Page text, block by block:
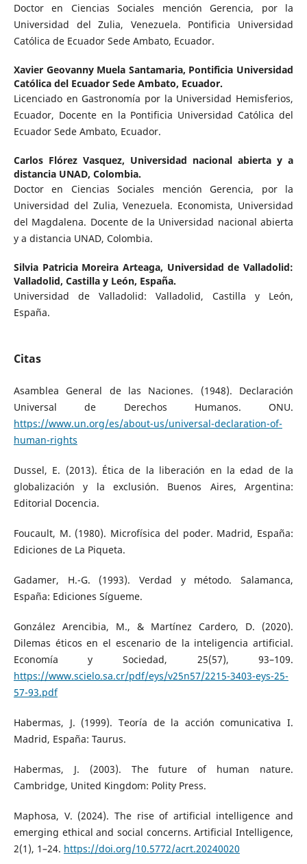
Doctor en Ciencias Sociales mención Gerencia, por la
Universidad del Zulia, Venezuela. Pontificia Universidad
Católica de Ecuador Sede Ambato, Ecuador.
Xavier Geovanny Muela Santamaria, Pontificia Universidad
Católica del Ecuador Sede Ambato, Ecuador.
Licenciado en Gastronomía por la Universidad Hemisferios,
Ecuador, Docente en la Pontificia Universidad Católica del
Ecuador Sede Ambato, Ecuador.
Carlos Flórez Vasquez, Universidad nacional abierta y a
distancia UNAD, Colombia.
Doctor en Ciencias Sociales mención Gerencia, por la
Universidad del Zulia, Venezuela. Economista, Universidad
del Magdalena. Docente de la Universidad nacional abierta
y a distancia UNAD, Colombia.
Silvia Patricia Moreira Arteaga, Universidad de Valladolid:
Valladolid, Castilla y León, España.
Universidad de Valladolid: Valladolid, Castilla y León,
España.
Citas
Asamblea General de las Naciones. (1948). Declaración
Universal de Derechos Humanos. ONU.
https://www.un.org/es/about-us/universal-declaration-of-
human-rights
Dussel, E. (2013). Ética de la liberación en la edad de la
globalización y la exclusión. Buenos Aires, Argentina:
Editorial Docencia.
Foucault, M. (1980). Microfísica del poder. Madrid, España:
Ediciones de La Piqueta.
Gadamer, H.-G. (1993). Verdad y método. Salamanca,
España: Ediciones Sígueme.
González Arencibia, M., & Martínez Cardero, D. (2020).
Dilemas éticos en el escenario de la inteligencia artificial.
Economía y Sociedad, 25(57), 93–109.
https://www.scielo.sa.cr/pdf/eys/v25n57/2215-3403-eys-25-
57-93.pdf
Habermas, J. (1999). Teoría de la acción comunicativa I.
Madrid, España: Taurus.
Habermas, J. (2003). The future of human nature.
Cambridge, United Kingdom: Polity Press.
Maphosa, V. (2024). The rise of artificial intelligence and
emerging ethical and social concerns. Artificial Intelligence,
2(1), 1–24. https://doi.org/10.5772/acrt.20240020